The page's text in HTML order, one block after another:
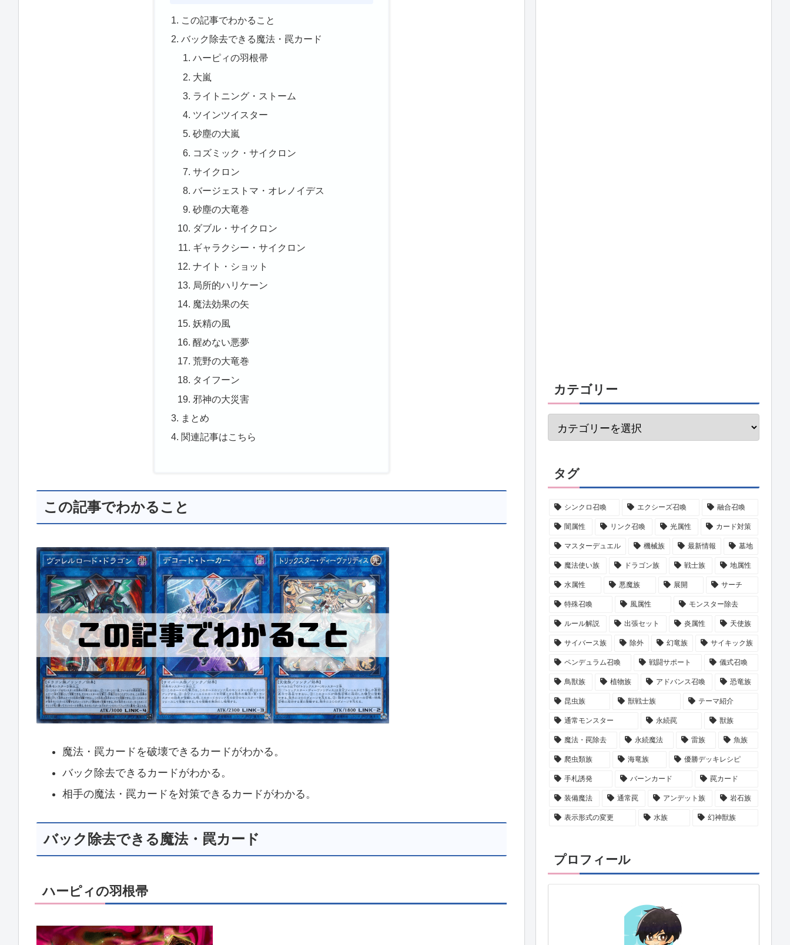
この記事でわかること
バック除去できる魔法・罠カード
ハーピィの羽根帚
大嵐
ライトニング・ストーム
ツインツイスター
砂塵の大嵐
コズミック・サイクロン
サイクロン
バージェストマ・オレノイデス
砂塵の大竜巻
ダブル・サイクロン
ギャラクシー・サイクロン
ナイト・ショット
局所的ハリケーン
魔法効果の矢
妖精の風
醒めない悪夢
荒野の大竜巻
タイフーン
邪神の大災害
まとめ
関連記事はこちら
この記事でわかること
魔法・罠カードを破壊できるカードがわかる。
バック除去できるカードがわかる。
相手の魔法・罠カードを対策できるカードがわかる。
バック除去できる魔法・罠カード
ハーピィの羽根帚
カテゴリー
タグ
シンクロ召喚 エクシーズ召喚 融合召喚
闇属性 リンク召喚 光属性 カード対策
マスターデュエル 機械族 最新情報 墓地
魔法使い族 ドラゴン族 戦士族 地属性
水属性 悪魔族 展開 サーチ
特殊召喚 風属性 モンスター除去
ルール解説 出張セット 炎属性 天使族
サイバース族 除外 幻竜族 サイキック族
ペンデュラム召喚 戦闘サポート 儀式召喚
鳥獣族 植物族 アドバンス召喚 恐竜族
昆虫族 獣戦士族 テーマ紹介
通常モンスター 永続罠 獣族
魔法・罠除去 永続魔法 雷族 魚族
爬虫類族 海竜族 優勝デッキレシピ
手札誘発 バーンカード 罠カード
装備魔法 通常罠 アンデット族 岩石族
表示形式の変更 水族 幻神獣族
プロフィール